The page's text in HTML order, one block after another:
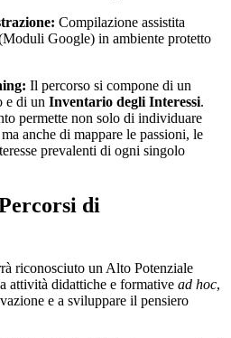
Compilazione assistita
Google) in ambiente protetto
Il percorso si compone di un
e di un Inventario degli Interessi.
permette non solo di individuare
anche di mappare le passioni, le
prevalenti di ogni singolo
di
riconosciuto un Alto Potenziale
attività didattiche e formative ad hoc,
e a sviluppare il pensiero